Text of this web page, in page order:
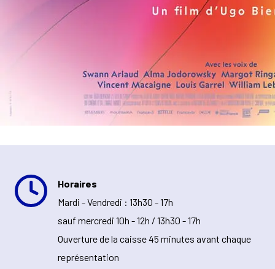
Horaires
Mardi - Vendredi : 13h30 - 17h
sauf mercredi 10h - 12h / 13h30 - 17h
Ouverture de la caisse 45 minutes avant chaque
représentation